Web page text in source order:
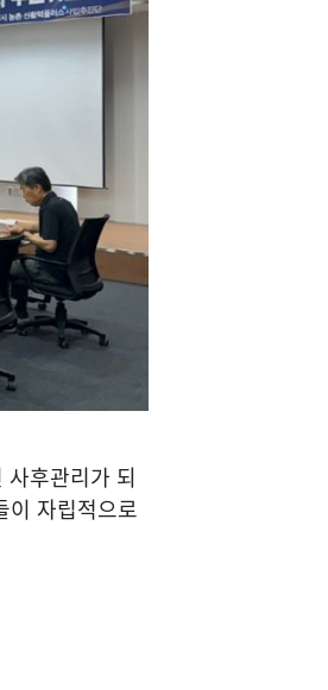
후관리가 되
이 자립적으로